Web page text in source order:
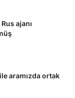
ajanı
aramızda ortak